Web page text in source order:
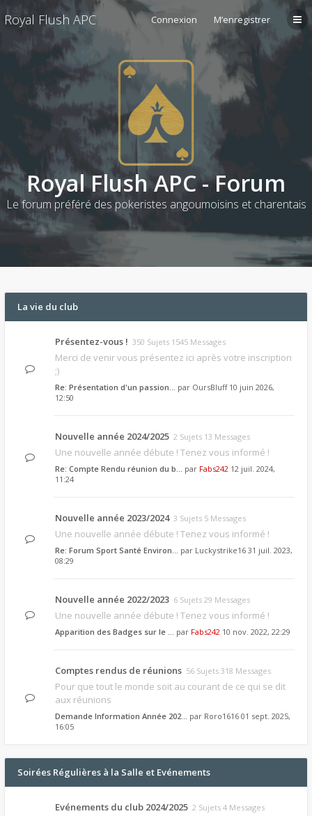
Royal Flush APC Connexion M’enregistrer
Royal Flush APC - Forum
Le forum préféré des pokeristes angoumoisins et charentais
La vie du club
Présentez-vous ! 350 Sujets 1545 Messages
Merci de venir vous présentez ici après votre inscription
;)
Re: Présentation d'un passion… par OursBluff 10 juin 2026,
12:50
Nouvelle année 2024/2025 2 Sujets 13 Messages
Une nouvelle année débute ! Tenez vous informé !
Re: Compte Rendu réunion du b… par Fabs242 12 juil. 2024,
11:24
Nouvelle année 2023/2024 3 Sujets 5 Messages
Une nouvelle année débute ! Tenez vous informé !
Re: Forum Sport Santé Environ… par Luckystrike16 31 juil. 2023,
08:29
Nouvelle année 2022/2023 6 Sujets 29 Messages
Une nouvelle année débute ! Tenez vous informé !
Apparition des Badges sur le … par Fabs242 10 nov. 2022, 22:29
Comptes rendus de réunions 56 Sujets 318 Messages
Pour que tout le monde soit au courant de ce qui se dit
aux réunions
Demande Information Année 202… par Roro1616 01 sept. 2025,
16:05
Soirées Régulières à la Salle et Evénements
Evénements du club 2024/2025 2 Sujets 4 Messages